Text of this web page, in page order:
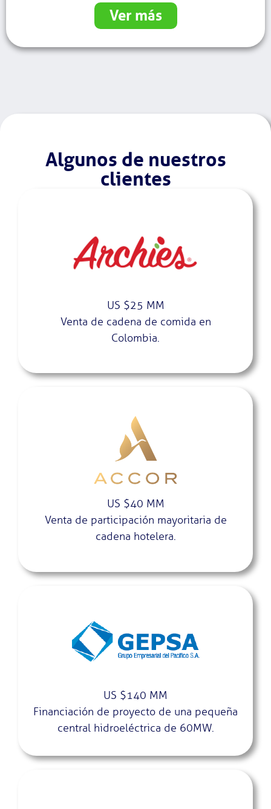
Ver más
Algunos de nuestros
clientes
US $25 MM
Venta de cadena de comida en
Colombia.
US $40 MM
Venta de participación mayoritaria de
cadena hotelera.
US $140 MM
Financiación de proyecto de una pequeña
central hidroeléctrica de 60MW.